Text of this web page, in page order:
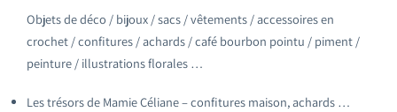
Objets de déco / bijoux / sacs / vêtements / accessoires en
crochet / confitures / achards / café bourbon pointu / piment /
peinture / illustrations florales …
Les trésors de Mamie Céliane – confitures maison, achards …